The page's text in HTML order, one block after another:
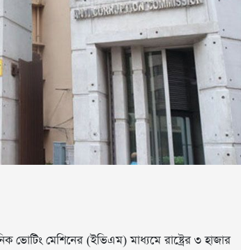
ভোটিং মেশিনের (ইভিএম) মাধ্যমে রাষ্ট্রের ৩ হাজার